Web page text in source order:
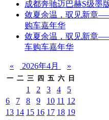
成都奔驰迈巴赫S级墨
敛夏余温，驭见新章
购车嘉年华
敛夏余温，驭见新章
车购车嘉年华
« 2026年4月 »
一 二 三 四 五 六 日
1 2 3 4
5
6
7 8 9 10 11 12
13 14 15 16 17 18 19